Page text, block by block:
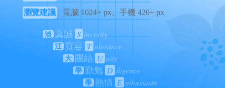
瀏覽建議
電腦 1024+ px、手機 420+ px
淡 真誠 S incerity
江 寬容 T olerance
大 團結 U nity
學 勤勉 D iligence
學 熱情 E nthusiasm